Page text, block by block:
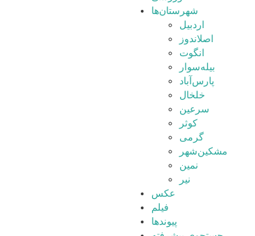
شهرستان‌ها
اردبیل
اصلاندوز
انگوت
بیله‌سوار
پارس‌آباد
خلخال
سرعین
کوثر
گرمی
مشکین‌شهر
نمین
نیر
عکس
فیلم
پیوندها